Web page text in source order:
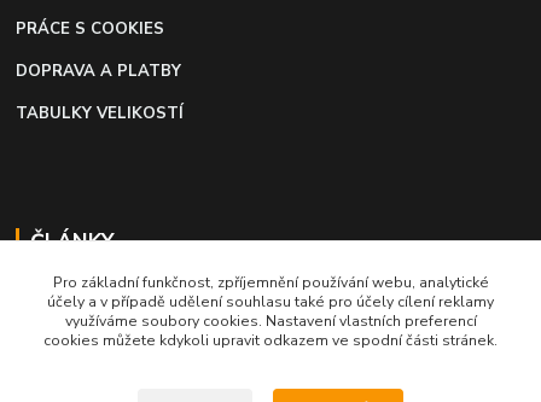
PRÁCE S COOKIES
DOPRAVA A PLATBY
TABULKY VELIKOSTÍ
ČLÁNKY
Profi lepidlo na boty a kůži
Moto káva, nejlepší palivo pro motorkáře
Pro základní funkčnost, zpříjemnění používání webu, analytické
účely a v případě udělení souhlasu také pro účely cílení reklamy
využíváme soubory cookies. Nastavení vlastních preferencí
cookies můžete kdykoli upravit odkazem ve spodní části stránek.